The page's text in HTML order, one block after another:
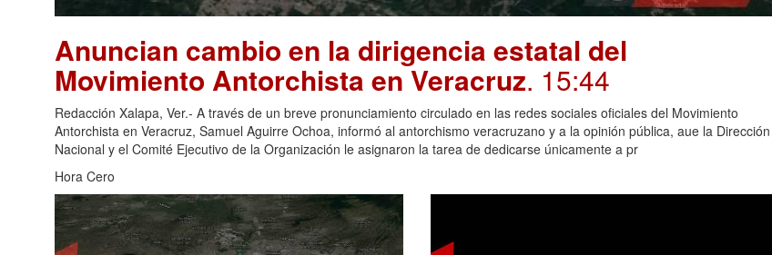
Anuncian cambio en la dirigencia estatal del
Movimiento Antorchista en Veracruz. 15:44
Redacción Xalapa, Ver.- A través de un breve pronunciamiento circulado en las redes sociales oficiales del Movimiento
Antorchista en Veracruz, Samuel Aguirre Ochoa, informó al antorchismo veracruzano y a la opinión pública, aue la Dirección
Nacional y el Comité Ejecutivo de la Organización le asignaron la tarea de dedicarse únicamente a pr
Hora Cero